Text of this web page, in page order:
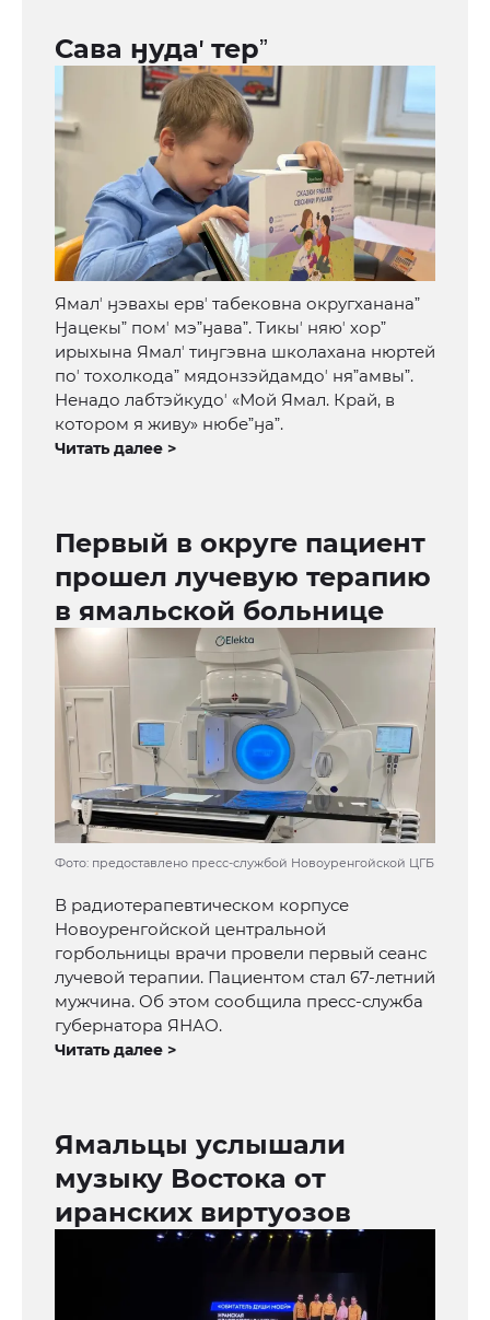
Сава ӈудаʼ терˮ
Ямалʼ ӈэвахы ервʼ табековна округхананаˮ
Ӈацекыˮ помʼ мэˮӈаваˮ. Тикыʼ няюʼ хорˮ
ирыхына Ямалʼ тиӈгэвна школахана нюртей
поʼ тохолкодаˮ мядонзэйдамдоʼ няˮамвыˮ.
Ненадо лабтэйкудоʼ «Мой Ямал. Край, в
котором я живу» нюбеˮӈаˮ.
Читать далее >
Первый в округе пациент
прошел лучевую терапию
в ямальской больнице
Фото: предоставлено пресс-службой Новоуренгойской ЦГБ
В радиотерапевтическом корпусе
Новоуренгойской центральной
горбольницы врачи провели первый сеанс
лучевой терапии. Пациентом стал 67-летний
мужчина. Об этом сообщила пресс-служба
губернатора ЯНАО.
Читать далее >
Ямальцы услышали
музыку Востока от
иранских виртуозов